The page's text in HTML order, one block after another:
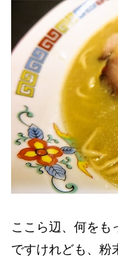
ここら辺、何をも
ですけれども、粉